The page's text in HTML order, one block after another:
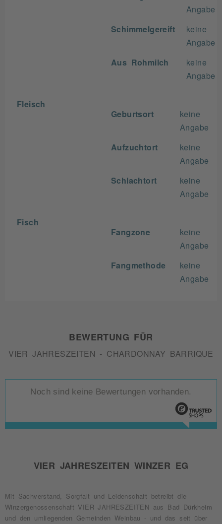
Angabe
Schimmelgereift
keine
Angabe
Aus Rohmilch
keine
Angabe
Fleisch
Geburtsort
keine
Angabe
Aufzuchtort
keine
Angabe
Schlachtort
keine
Angabe
Fisch
Fangzone
keine
Angabe
Fangmethode
keine
Angabe
BEWERTUNG FÜR
VIER JAHRESZEITEN - CHARDONNAY BARRIQUE
Noch sind keine Bewertungen vorhanden.
VIER JAHRESZEITEN WINZER EG
Mit Sachverstand, Sorgfalt und Leidenschaft betreibt die
Winzergenossenschaft VIER JAHRESZEITEN aus Bad Dürkheim
und den umliegenden Gemeinden Weinbau - und das seit über